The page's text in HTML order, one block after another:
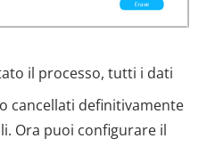
il processo, tutti i dati
cancellati definitivamente
Ora puoi configurare il